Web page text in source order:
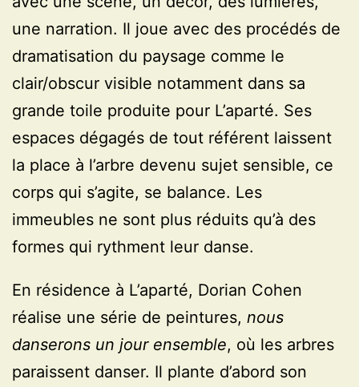
une narration. Il joue avec des procédés de
dramatisation du paysage comme le
clair/obscur visible notamment dans sa
grande toile produite pour L’aparté. Ses
espaces dégagés de tout référent laissent
la place à l’arbre devenu sujet sensible, ce
corps qui s’agite, se balance. Les
immeubles ne sont plus réduits qu’à des
formes qui rythment leur danse.
En résidence à L’aparté, Dorian Cohen
réalise une série de peintures, nous
danserons un jour ensemble, où les arbres
paraissent danser. Il plante d’abord son